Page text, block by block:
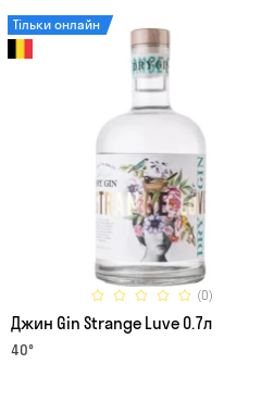
(0)
Тільки онлайн
Джин Gin Strange Luve 0.7л
40°